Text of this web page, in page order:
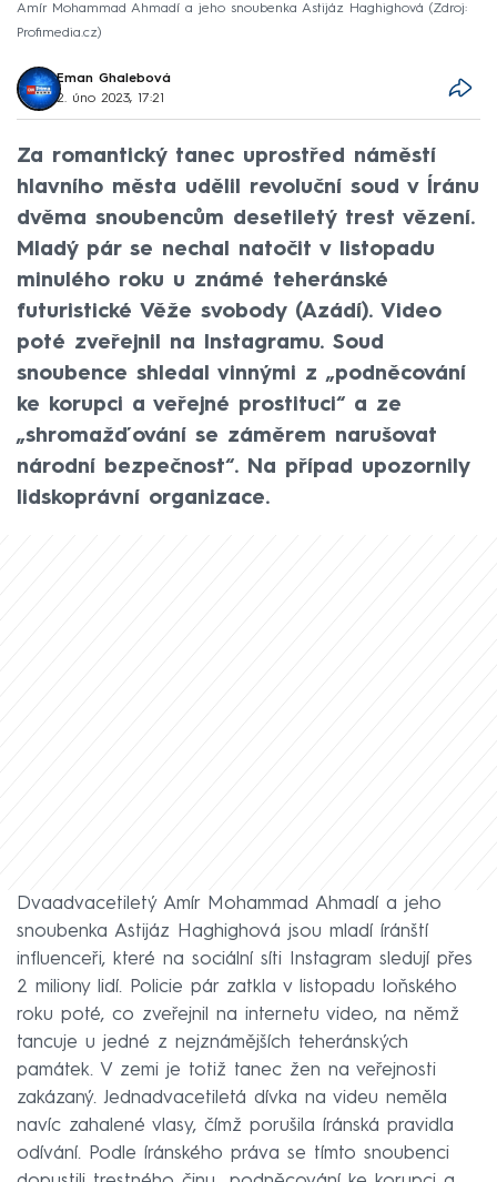
Amír Mohammad Ahmadí a jeho snoubenka Astijáz Haghighová
Zdroj:
Profimedia.cz
Eman Ghalebová
2. úno 2023, 17:21
Za romantický tanec uprostřed náměstí
hlavního města udělil revoluční soud v Íránu
dvěma snoubencům desetiletý trest vězení.
Mladý pár se nechal natočit v listopadu
minulého roku u známé teheránské
futuristické Věže svobody (Azádí). Video
poté zveřejnil na Instagramu. Soud
snoubence shledal vinnými z „podněcování
ke korupci a veřejné prostituci“ a ze
„shromažďování se záměrem narušovat
národní bezpečnost“. Na případ upozornily
lidskoprávní organizace.
Dvaadvacetiletý Amír Mohammad Ahmadí a jeho
snoubenka Astijáz Haghighová jsou mladí íránští
influenceři, které na sociální síti Instagram sledují přes
2 miliony lidí. Policie pár zatkla v listopadu loňského
roku poté, co zveřejnil na internetu video, na němž
tancuje u jedné z nejznámějších teheránských
památek. V zemi je totiž tanec žen na veřejnosti
zakázaný. Jednadvacetiletá dívka na videu neměla
navíc zahalené vlasy, čímž porušila íránská pravidla
odívání. Podle íránského práva se tímto snoubenci